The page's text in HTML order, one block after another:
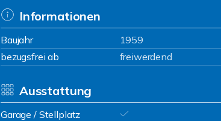
Informationen
Baujahr 1959
bezugsfrei ab
freiwerdend
Ausstattung
Garage / Stellplatz